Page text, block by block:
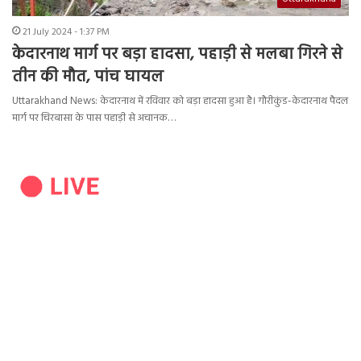
21 July 2024 - 1:37 PM
केदारनाथ मार्ग पर बड़ा हादसा, पहाड़ी से मलबा गिरने से
तीन की मौत, पांच घायल
Uttarakhand News: केदारनाथ में रविवार को बड़ा हादसा हुआ है। गौरीकुंड-केदारनाथ पैदल
मार्ग पर चिरबासा के पास पहाड़ी से अचानक…